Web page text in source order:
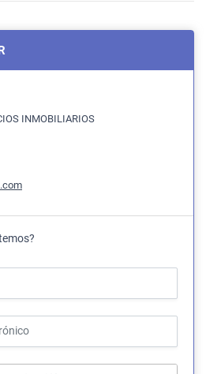
INMOBILIARIOS